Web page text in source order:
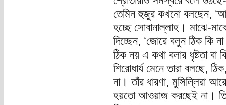
তেমিন হুজুর কখনো বলছেন,
হচ্ছে সোবানাল্লাহ। মাঝে-
দিচ্ছেন, ‘জোরে বলুন ঠিক কি
ঠিক নয় এ কথা বলার ধৃষ্টতা বা
শিরোধার্য মেনে তারা বলছে,
না। তাঁর ধারণা, মুসিল্লিরা
হয়তো আওয়াজ করছেই না।